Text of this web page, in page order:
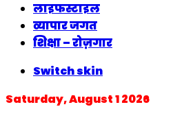
लाइफस्टाइल
व्यापार जगत
शिक्षा – रोज़गार
Switch skin
Saturday, August 1 2026